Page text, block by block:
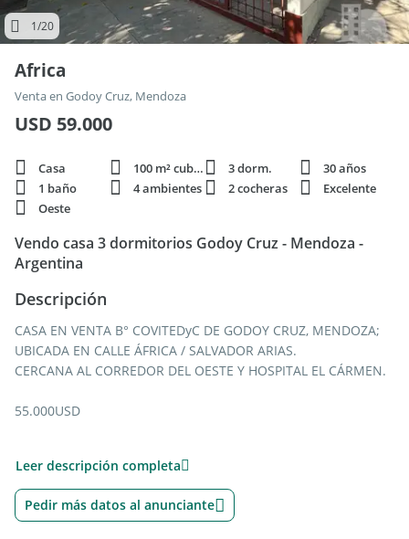
1/20
Africa
Venta en Godoy Cruz, Mendoza
USD 59.000
Casa 100 m² cubie. 3 dorm.
30 años
1 baño
4 ambientes 2 cocheras
Excelente
Oeste
Vendo casa 3 dormitorios Godoy Cruz - Mendoza -
Argentina
Descripción
CASA EN VENTA B° COVITEDyC DE GODOY CRUZ, MENDOZA;
UBICADA EN CALLE ÁFRICA / SALVADOR ARIAS.
CERCANA AL CORREDOR DEL OESTE Y HOSPITAL EL CÁRMEN.
55.000USD
-3 DORMITORIOS
-1 BAÑO
-ENTREPISO
Leer descripción completa
Pedir más datos al anunciante